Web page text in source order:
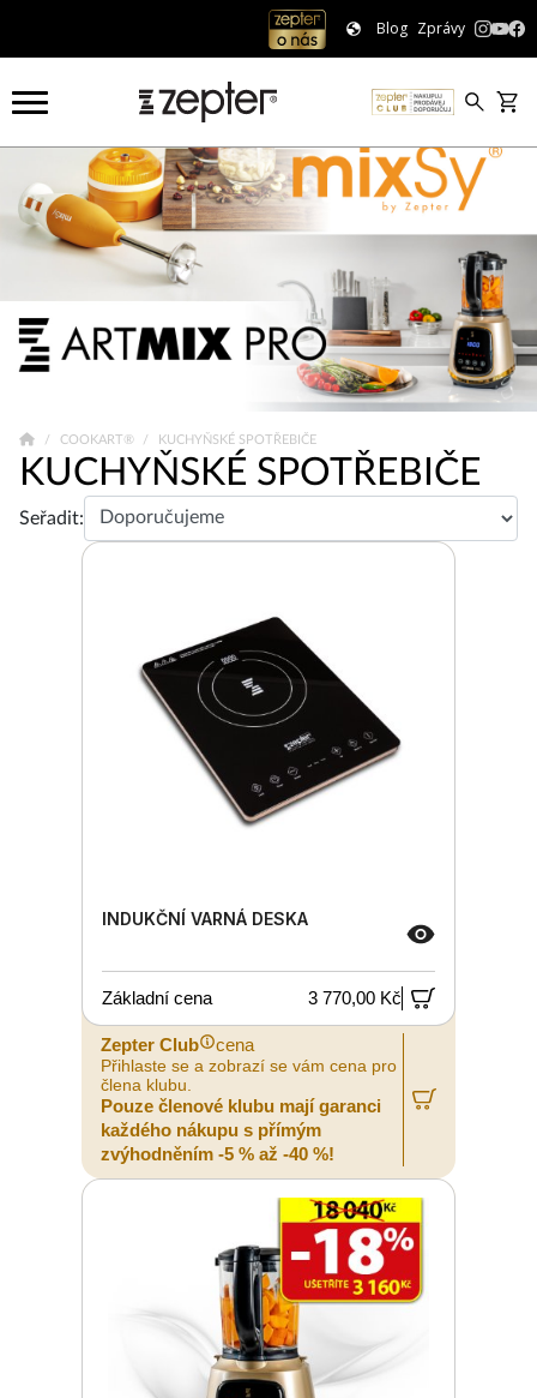
Blog Zprávy
COOKART® KUCHYŇSKÉ SPOTŘEBIČE
KUCHYŇSKÉ SPOTŘEBIČE
Seřadit:
INDUKČNÍ VARNÁ DESKA
Základní cena 3 770,00 Kč
Zepter Club cena
Přihlaste se a zobrazí se vám cena pro
člena klubu.
Pouze členové klubu mají garanci
každého nákupu s přímým
zvýhodněním -5 % až -40 %!